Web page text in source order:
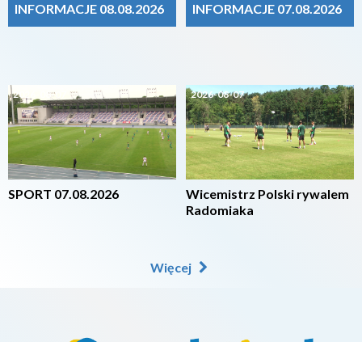
INFORMACJE 08.08.2026
2026-08-07
SPORT 07.08.2026
INFORMACJE 07.08.2026
2026-08-07
Wicemistrz Polski rywalem
Radomiaka
Więcej